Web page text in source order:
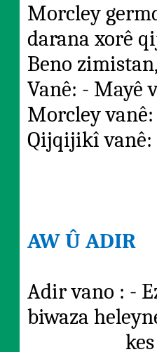
Morcley
darana xorê
Beno
Vanê: - Mayê
Morcley
Qijqijikî vanê:
AW Û ADIR
Adir vano : -
biwaza